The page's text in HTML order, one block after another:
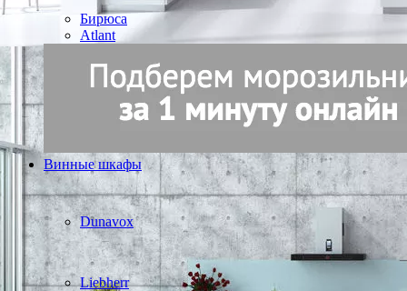
Бирюса
Atlant
Винные шкафы
Dunavox
Liebherr